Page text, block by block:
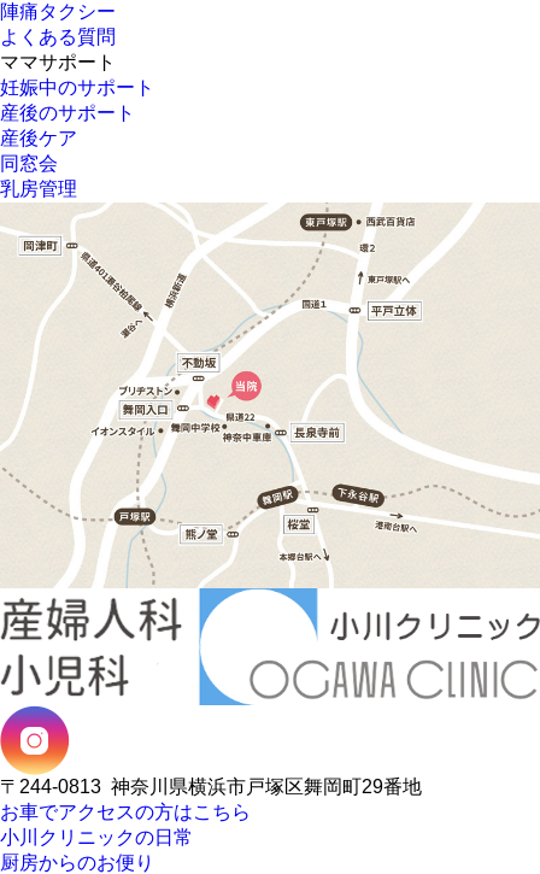
陣痛タクシー
よくある質問
ママサポート
妊娠中のサポート
産後のサポート
産後ケア
同窓会
乳房管理
〒244-0813 神奈川県横浜市戸塚区舞岡町29番地
お車でアクセスの方はこちら
小川クリニックの日常
厨房からのお便り